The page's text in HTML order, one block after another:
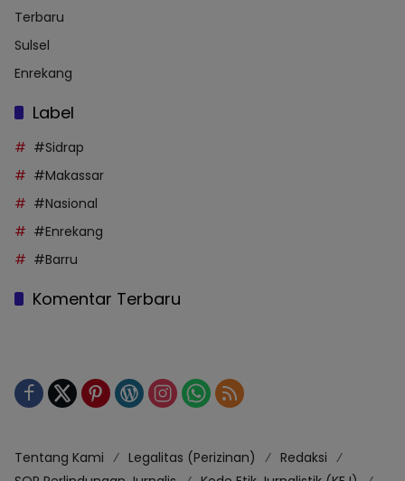
Terbaru
Sulsel
Enrekang
Label
#Sidrap
#Makassar
#Nasional
#Enrekang
#Barru
Komentar Terbaru
Tentang Kami Legalitas (Perizinan)
Redaksi